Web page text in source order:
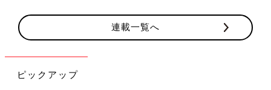
ルのワッペンも可愛いのだとか♪ 片手ほどのサイズ感で、カード
やメイク用品などの収納にちょうど良さそう。
持ち手つきで持ち運びにも便利！クリア素材の筒型
ポーチ
連載一覧へ
ピックアップ